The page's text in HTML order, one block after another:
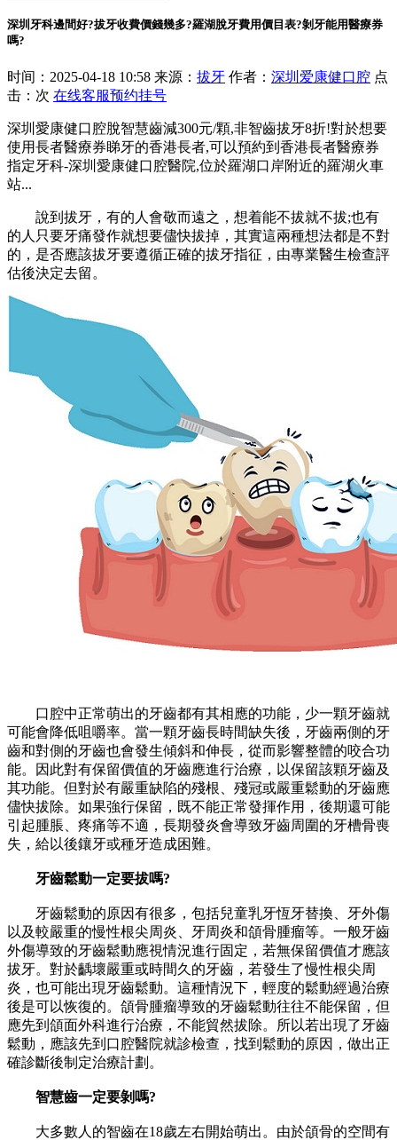
深圳牙科邊間好?拔牙收費價錢幾多?羅湖脫牙費用價目表?剝牙能用醫療券
嗎?
时间：2025-04-18 10:58 来源： 拔牙 作者： 深圳爱康健口腔 点
击： 次 在线客服预约挂号
深圳愛康健口腔脫智慧齒減300元/顆,非智齒拔牙8折!對於想要
使用長者醫療券睇牙的香港長者,可以預約到香港長者醫療券
指定牙科-深圳愛康健口腔醫院,位於羅湖口岸附近的羅湖火車
站...
說到拔牙，有的人會敬而遠之，想着能不拔就不拔;也有
的人只要牙痛發作就想要儘快拔掉，其實這兩種想法都是不對
的，是否應該拔牙要遵循正確的拔牙指征，由專業醫生檢查評
估後決定去留。
口腔中正常萌出的牙齒都有其相應的功能，少一顆牙齒就
可能會降低咀嚼率。當一顆牙齒長時間缺失後，牙齒兩側的牙
齒和對側的牙齒也會發生傾斜和伸長，從而影響整體的咬合功
能。因此對有保留價值的牙齒應進行治療，以保留該顆牙齒及
其功能。但對於有嚴重缺陷的殘根、殘冠或嚴重鬆動的牙齒應
儘快拔除。如果強行保留，既不能正常發揮作用，後期還可能
引起腫脹、疼痛等不適，長期發炎會導致牙齒周圍的牙槽骨喪
失，給以後鑲牙或種牙造成困難。
牙齒鬆動一定要拔嗎?
牙齒鬆動的原因有很多，包括兒童乳牙恆牙替換、牙外傷
以及較嚴重的慢性根尖周炎、牙周炎和頜骨腫瘤等。一般牙齒
外傷導致的牙齒鬆動應視情況進行固定，若無保留價值才應該
拔牙。對於齲壞嚴重或時間久的牙齒，若發生了慢性根尖周
炎，也可能出現牙齒鬆動。這種情況下，輕度的鬆動經過治療
後是可以恢復的。頜骨腫瘤導致的牙齒鬆動往往不能保留，但
應先到頜面外科進行治療，不能貿然拔除。所以若出現了牙齒
鬆動，應該先到口腔醫院就診檢查，找到鬆動的原因，做出正
確診斷後制定治療計劃。
智慧齒一定要剝嗎?
大多數人的智齒在18歲左右開始萌出。由於頜骨的空間有